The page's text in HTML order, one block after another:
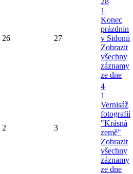
26 27
1
Konec
prázdnin
v Sidonii
Zobrazit
všechny
záznamy
ze dne
2 3
4
1
Vernisáž
fotografií
"Krásná
země"
Zobrazit
všechny
záznamy
ze dne